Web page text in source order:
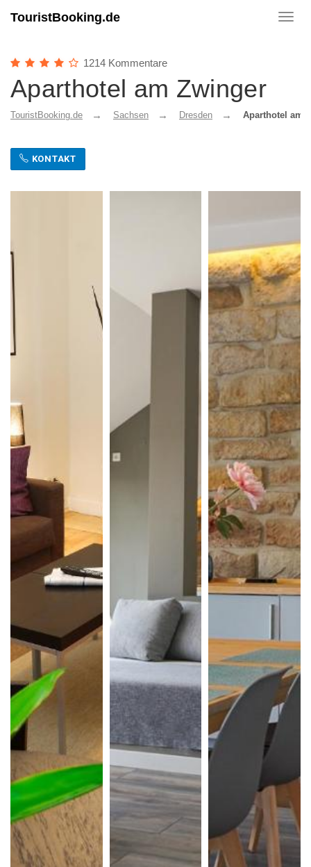
TouristBooking.de
1214 Kommentare
Aparthotel am Zwinger
TouristBooking.de Sachsen Dresden Aparthotel am
KONTAKT